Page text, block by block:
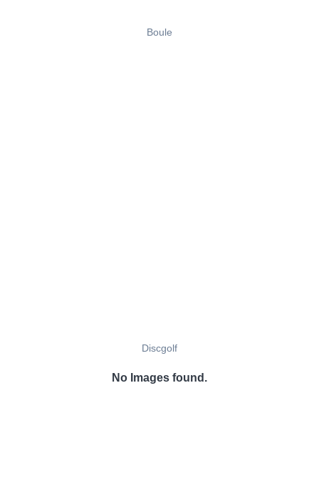
Boule
Discgolf
No Images found.